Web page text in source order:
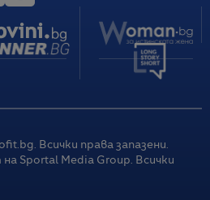
Всички права запазени.
Sportal Media Group. Всички